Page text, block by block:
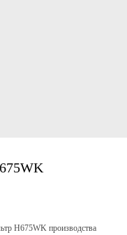
H675WK производства